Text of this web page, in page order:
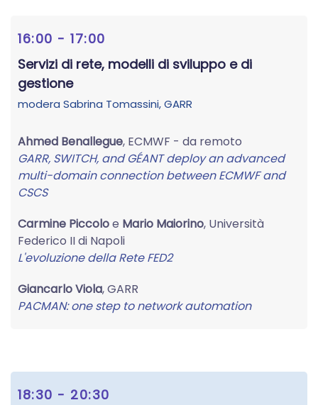
16:00 - 17:00
Servizi di rete, modelli di sviluppo e di
gestione
modera Sabrina Tomassini, GARR
Ahmed Benallegue, ECMWF - da remoto
GARR, SWITCH, and GÉANT deploy an advanced
multi-domain connection between ECMWF and
CSCS
Carmine Piccoloe Mario Maiorino, Università
Federico II di Napoli
L'evoluzione della Rete FED2
Giancarlo Viola, GARR
PACMAN: one step to network automation
18:30 - 20:30